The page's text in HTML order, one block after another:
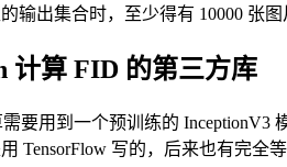
输出集合时，至少得有 10000 张
计算 FID 的第三方库
要用到一个预训练的 InceptionV3
TensorFlow 写的，后来也有完全